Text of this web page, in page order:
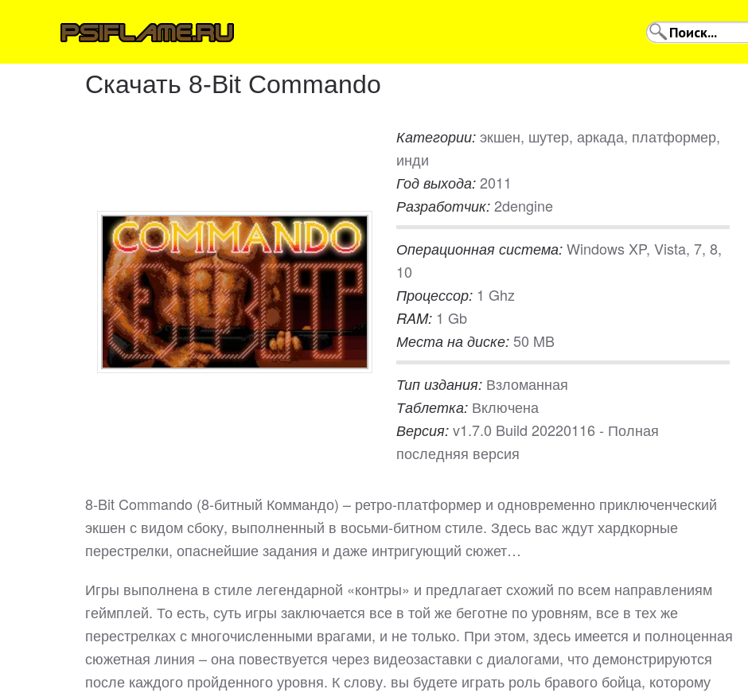
Скачать 8-Bit Commando
Категории: экшен, шутер, аркада, платформер,
инди
Год выхода: 2011
Разработчик: 2dengine
Операционная система: Windows XP, Vista, 7, 8,
10
Процессор: 1 Ghz
RAM: 1 Gb
Места на диске: 50 MB
Тип издания: Взломанная
Таблетка: Включена
Версия: v1.7.0 Build 20220116 - Полная
последняя версия
8-Bit Commando (8-битный Коммандо) – ретро-платформер и одновременно приключенческий
экшен с видом сбоку, выполненный в восьми-битном стиле. Здесь вас ждут хардкорные
перестрелки, опаснейшие задания и даже интригующий сюжет…
Игры выполнена в стиле легендарной «контры» и предлагает схожий по всем направлениям
геймплей. То есть, суть игры заключается все в той же беготне по уровням, все в тех же
перестрелках с многочисленными врагами, и не только. При этом, здесь имеется и полноценная
сюжетная линия – она повествуется через видеозаставки с диалогами, что демонстрируются
после каждого пройденного уровня. К слову. вы будете играть роль бравого бойца, которому